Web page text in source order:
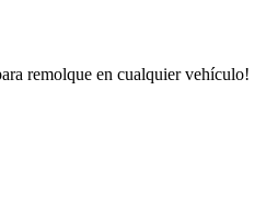
remolque en cualquier vehículo!